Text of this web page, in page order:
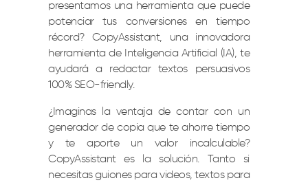
presentamos una herramienta que puede
potenciar tus conversiones en tiempo
récord? CopyAssistant, una innovadora
herramienta de Inteligencia Artificial (IA), te
ayudará a redactar textos persuasivos
100% SEO-friendly.
¿Imaginas la ventaja de contar con un
generador de copia que te ahorre tiempo
y te aporte un valor incalculable?
CopyAssistant es la solución. Tanto si
necesitas guiones para videos, textos para